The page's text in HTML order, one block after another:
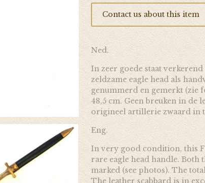
Contact us about this item
Ned.
In zeer goede staat
zeldzame eagle head als
genummerd en gemerkt (zie
48,5 cm. Geen breuken in de
origineel artillerie zwaard in
Eng.
In very good condition, this
rare eagle head handle. Both
marked (see photos). The
The leather scabbard is in